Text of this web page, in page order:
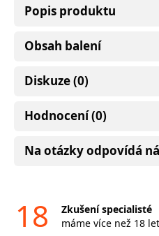
Popis produktu
Obsah balení
Diskuze (0)
Hodnocení (0)
Na otázky odpovídá
18
Zkušení specialisté
máme více než 18